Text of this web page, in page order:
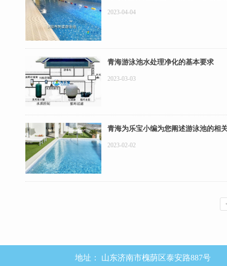
2023-04-04
青海游泳池水处理净化的基本要求
2023-03-03
青海为乐宝小编为您阐述游泳池的相
2023-02-02
地址： 山东济南市槐荫区泰安路887号